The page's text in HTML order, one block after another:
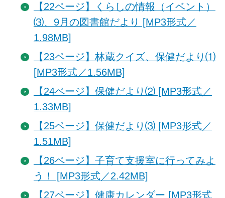
【22ページ】くらしの情報（イベント）
⑶、9月の図書館だより [MP3形式／
1.98MB]
【23ページ】林蔵クイズ、保健だより⑴
[MP3形式／1.56MB]
【24ページ】保健だより⑵ [MP3形式／
1.33MB]
【25ページ】保健だより⑶ [MP3形式／
1.51MB]
【26ページ】子育て支援室に行ってみよ
う！ [MP3形式／2.42MB]
【27ページ】健康カレンダー [MP3形式